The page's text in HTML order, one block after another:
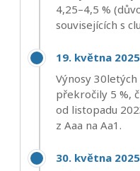
4,25–4,5 %
souvisejících s
19. května 2025
Výnosy
překročily 5 %,
od listopadu
z Aaa na Aa1.
30. května 2025